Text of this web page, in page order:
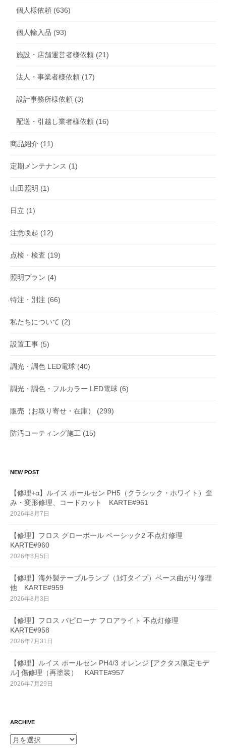
個人様依頼 (636)
個人輸入品 (93)
施設・店舗運営者様依頼 (21)
法人・事業者様依頼 (17)
設計事務所様依頼 (3)
配送・引越し業者様依頼 (16)
商品紹介 (11)
定期メンテナンス (1)
山田照明 (1)
日立 (1)
注意喚起 (12)
点検・検査 (19)
照明プラン (4)
特注・別注 (66)
私たちについて (2)
設置工事 (5)
調光・調色 LED電球 (40)
調光・調色・フルカラー LED電球 (6)
販売（お取り寄せ・在庫） (299)
防汚コーティング施工 (15)
NEW POST
【修理+α】ルイス ポールセン PH5（クラシック・ホワイト）歪
み・変形修理、コードカット KARTE#961
2026年8月7日
【修理】フロス グローボール ベーシック2 不点灯修理
KARTE#960
2026年8月5日
【修理】海外製テーブルランプ（1灯タイプ）ベース曲がり修理
他 KARTE#959
2026年8月3日
【修理】フロス パピローナ フロアライト 不点灯修理
KARTE#958
2026年7月31日
【修理】ルイス ポールセン PH4/3 オレンジ [アクタス限定モデ
ル] 傷修理（再塗装） KARTE#957
2026年7月29日
ARCHIVE
ARCHIVE